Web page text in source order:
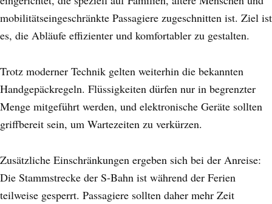
mobilitätseingeschränkte Passagiere zugeschnitten ist. Ziel ist
es, die Abläufe effizienter und komfortabler zu gestalten.
Trotz moderner Technik gelten weiterhin die bekannten
Handgepäckregeln. Flüssigkeiten dürfen nur in begrenzter
Menge mitgeführt werden, und elektronische Geräte sollten
griffbereit sein, um Wartezeiten zu verkürzen.
Zusätzliche Einschränkungen ergeben sich bei der Anreise:
Die Stammstrecke der S-Bahn ist während der Ferien
teilweise gesperrt. Passagiere sollten daher mehr Zeit